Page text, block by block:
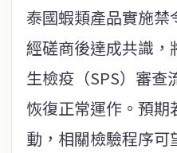
泰國蝦類產品實施
經磋商後達成共識
生檢疫（SPS）審查
恢復正常運作。預
動，相關檢驗程序可